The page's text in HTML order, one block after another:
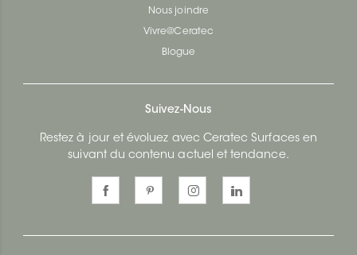
Nous joindre
Vivre@Ceratec
Blogue
Suivez-Nous
Restez à jour et évoluez avec Ceratec Surfaces en
suivant du contenu actuel et tendance.